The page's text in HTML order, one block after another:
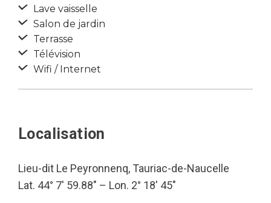
Lave vaisselle
Salon de jardin
Terrasse
Télévision
Wifi / Internet
Localisation
Lieu-dit Le Peyronnenq, Tauriac-de-Naucelle
Lat. 44° 7′ 59.88″ – Lon. 2° 18′ 45″